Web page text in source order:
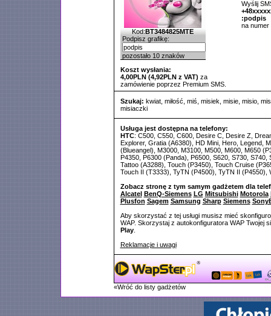
Kod:BT3484825MTE
Podpisz grafikę:
pozostało 10znaków
Koszt wysłania:
4,00PLN (4,92PLN z VAT) za
zamówienie poprzez Premium SMS.
Wyślij
:podpis
na numer
Szukaj: kwiat, miłość miś misiek misie, misio,
misiaczki
Usługa jest dostępna na telefony:
HTC: C500, C550, C600, Desire C, Desire Z,
Explorer, Gratia (A6380), HD Mini, Hero, Legend,
(Blueangel), M3000, M3100, M500, M600, M650
P4350, P6300 (Panda), P6500, S620, S730, S740,
Tattoo (A3288), Touch (P3450), Touch Cruise
Touch II (T3333), TyTN (P4500), TyTN II (P4550),
Zobacz stronę z tym samym gadżetem dla
Alcatel BenQ-Siemens LG Mitsubishi Motorola
Plusfon Sagem Samsung Sharp Siemens
Aby skorzystać z tej usługi musisz mieć
WAP. Skorzystaj z autokonfiguratora WAP Twojej
Play.
Reklamacje i uwagi
«Wróć do listy gadżetów